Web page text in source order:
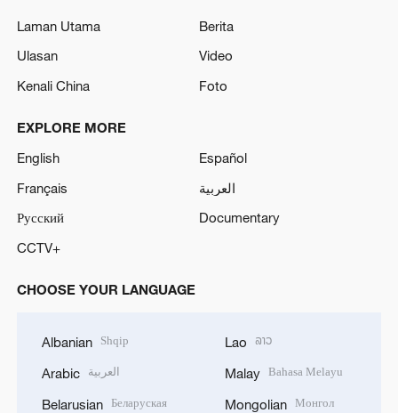
Laman Utama
Berita
Ulasan
Video
Kenali China
Foto
EXPLORE MORE
English
Español
Français
العربية
Русский
Documentary
CCTV+
CHOOSE YOUR LANGUAGE
Albanian Shqip
Arabic العربية
Belarusian Беларуская
Lao ລາວ
Malay Bahasa Melayu
Mongolian Монгол